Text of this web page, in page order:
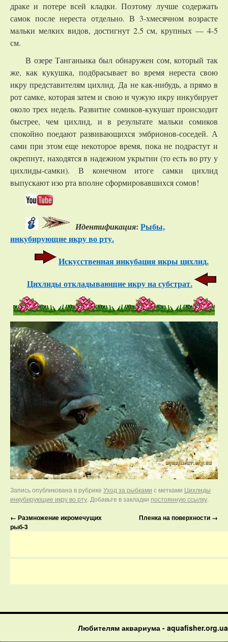
драке и потере всей кладки. Поэтому лучше содержать
самок после нереста отдельно. В 3-хмесячном возрасте
мальки мелких видов, достигнут 2.5 см, крупных — 4-5
см.
В озере Танганьика был обнаружен сом, который так
же, как кукушка, подбрасывает во время нереста свою
икру представителям цихлид. Да не как-нибудь, а прямо в
рот самке, которая затем и свою и чужую икру инкубирует
около трех недель. Развитие сомиков-кукушат происходит
быстрее, чем цихлид, и в результате мальки сомиков
спокойно поедают развивающихся эмбрионов-соседей. А
сами при этом еще некоторое время, пока не подрастут и
окрепнут, находятся в надежном укрытии (то есть во рту у
цихлиды-самки). В конечном итоге самки цихлид
выпускают изо рта вполне сформировавшихся сомов!
Идентификация: Рыбы,
инкубирующие икру во рту.
Искусственная инкубация икры цихлид.
Цихлиды откладывающие икру на субстрат.
Запись опубликована в рубрике Уход за рыбками с метками Цихлиды
инкубирующие икру во рту. Добавьте в закладки постоянную ссылку.
← Размножение икромечущих
рыб-3
Пленка на поверхности →
Любителям аквариума - aquafisher.org.ua